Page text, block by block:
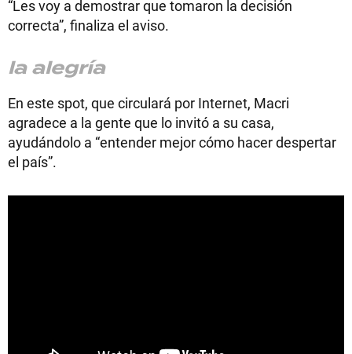
“Les voy a demostrar que tomaron la decisión
correcta”, finaliza el aviso.
la alegría
En este spot, que circulará por Internet, Macri
agradece a la gente que lo invitó a su casa,
ayudándolo a “entender mejor cómo hacer despertar
el país”.